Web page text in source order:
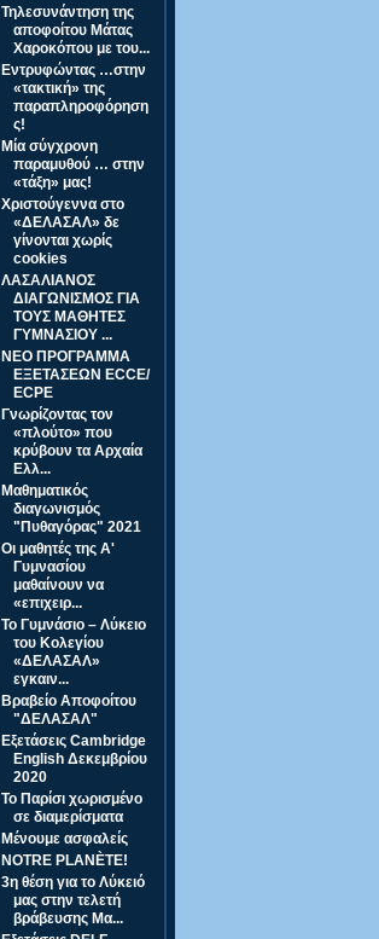
Τηλεσυνάντηση της
αποφοίτου Μάτας
Χαροκόπου με του...
Εντρυφώντας …στην
«τακτική» της
παραπληροφόρηση
ς!
Μία σύγχρονη
παραμυθού … στην
«τάξη» μας!
Χριστούγεννα στο
«ΔΕΛΑΣΑΛ» δε
γίνονται χωρίς
cookies
ΛΑΣΑΛΙΑΝΟΣ
ΔΙΑΓΩΝΙΣΜΟΣ ΓΙΑ
ΤΟΥΣ ΜΑΘΗΤΕΣ
ΓΥΜΝΑΣΙΟΥ ...
ΝΕΟ ΠΡΟΓΡΑΜΜΑ
ΕΞΕΤΑΣΕΩΝ ECCE/
ECPE
Γνωρίζοντας τον
«πλούτο» που
κρύβουν τα Αρχαία
Ελλ...
Μαθηματικός
διαγωνισμός
"Πυθαγόρας" 2021
Οι μαθητές της Α'
Γυμνασίου
μαθαίνουν να
«επιχειρ...
Το Γυμνάσιο – Λύκειο
του Κολεγίου
«ΔΕΛΑΣΑΛ»
εγκαιν...
Βραβείο Αποφοίτου
"ΔΕΛΑΣΑΛ"
Εξετάσεις Cambridge
English Δεκεμβρίου
2020
Το Παρίσι χωρισμένο
σε διαμερίσματα
Μένουμε ασφαλείς
NOTRE PLANÈTE!
3η θέση για το Λύκειό
μας στην τελετή
βράβευσης Μα...